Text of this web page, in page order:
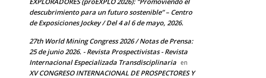
descubrimiento para un futuro sostenible” – Centro
de Exposiciones Jockey / Del 4 al 6 de mayo, 2026.
27th World Mining Congress 2026 / Notas de Prensa:
25 de junio 2026. - Revista Prospectivistas - Revista
Internacional Especializada Transdisciplinaria en
XV CONGRESO INTERNACIONAL DE PROSPECTORES Y